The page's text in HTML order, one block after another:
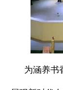
为涵养书